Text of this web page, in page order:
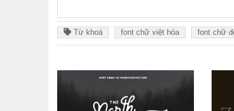
Từ khoá font chữ việt hóa font chữ